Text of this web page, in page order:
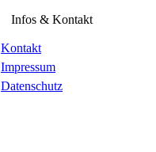
Infos & Kontakt
Kontakt
Impressum
Datenschutz